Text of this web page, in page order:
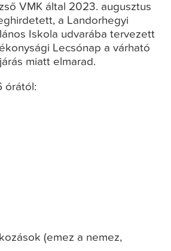
VMK által 2023. augusztus
a Landorhegyi
Iskola udvarába tervezett
Lecsónap a várható
miatt elmarad.
órától:
(emez a nemez,